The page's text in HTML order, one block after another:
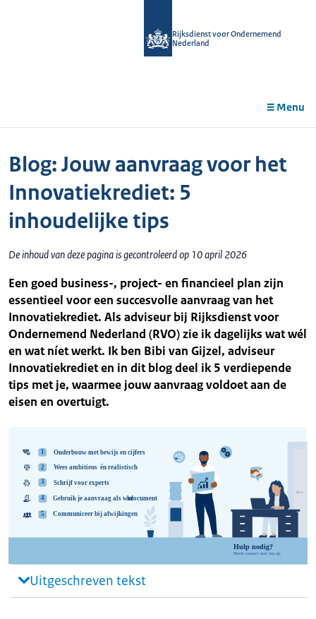
Rijksdienst voor Ondernemend
Nederland
Menu
Blog: Jouw aanvraag voor het
Innovatiekrediet: 5
inhoudelijke tips
De inhoud van deze pagina is gecontroleerd op 10 april 2026
Een goed business-, project- en financieel plan zijn
essentieel voor een succesvolle aanvraag van het
Innovatiekrediet. Als adviseur bij Rijksdienst voor
Ondernemend Nederland (RVO) zie ik dagelijks wat wél
en wat níet werkt. Ik ben Bibi van Gijzel, adviseur
Innovatiekrediet en in dit blog deel ik 5 verdiepende
tips met je, waarmee jouw aanvraag voldoet aan de
eisen en overtuigt.
Uitgeschreven tekst